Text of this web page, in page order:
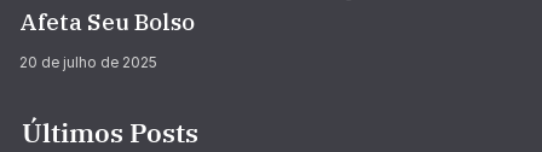
Afeta Seu Bolso
20 de julho de 2025
Últimos Posts